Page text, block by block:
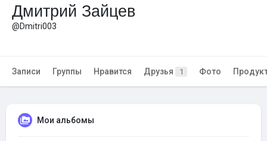
Дмитрий Зайцев
@Dmitri003
Записи Группы Нравится Друзья 1 Фото
Мои альбомы